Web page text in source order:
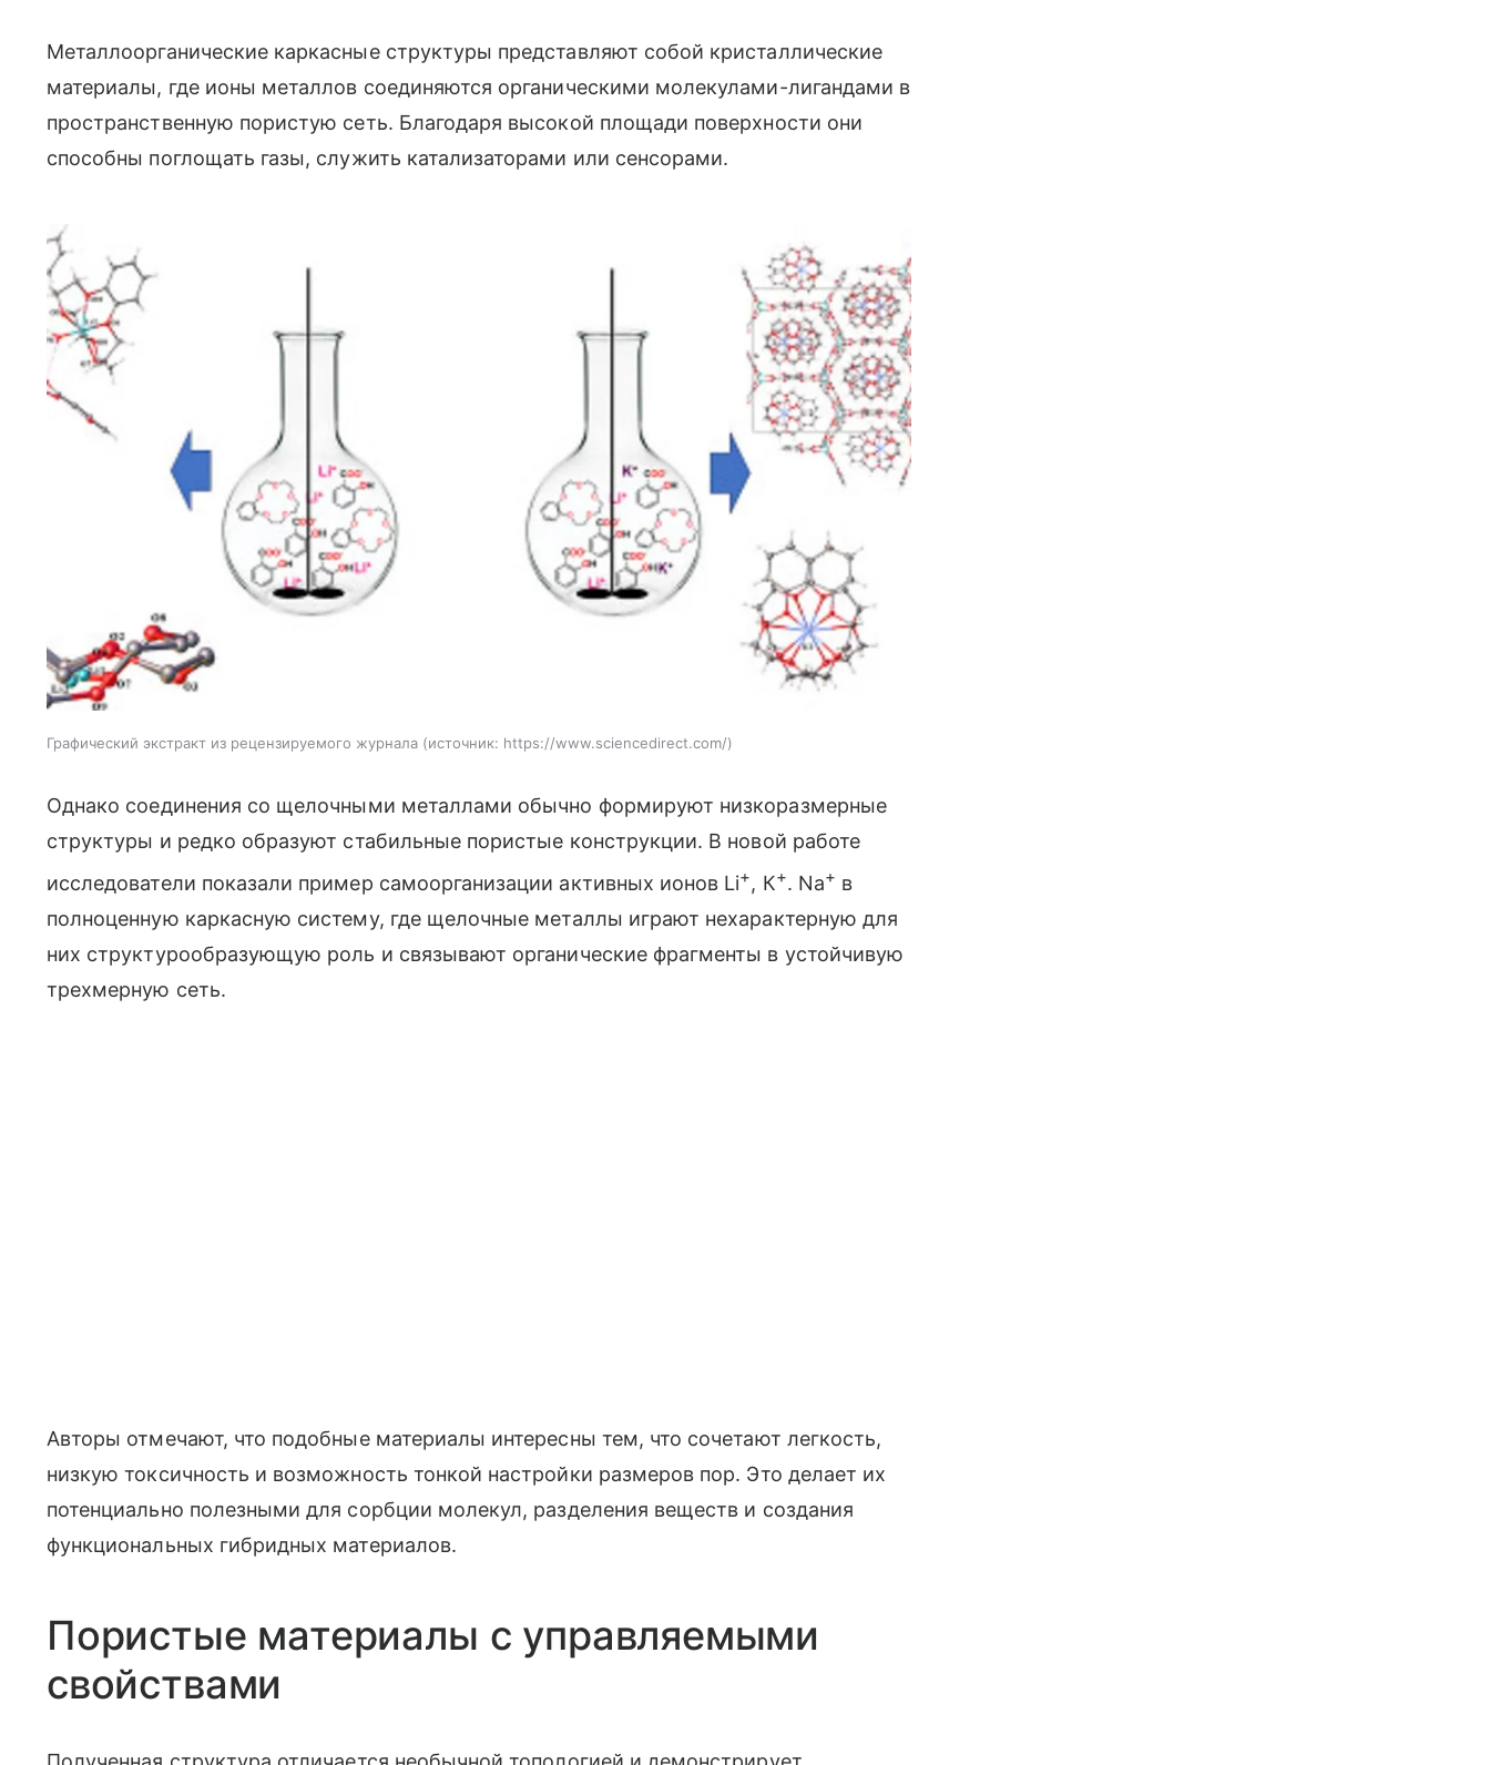
Металлоорганические каркасные структуры представляют собой кристаллические
материалы, где ионы металлов соединяются органическими молекулами-лигандами в
пространственную пористую сеть. Благодаря высокой площади поверхности они
способны поглощать газы, служить катализаторами или сенсорами.
Графический экстракт из рецензируемого журнала источник: https://www.sciencedirect.com/
Однако соединения со щелочными металлами обычно формируют низкоразмерные
структуры и редко образуют стабильные пористые конструкции. В новой работе
исследователи показали пример самоорганизации активных ионов Li+, К+. Na+ в
полноценную каркасную систему, где щелочные металлы играют нехарактерную для
них структурообразующую роль и связывают органические фрагменты в устойчивую
трехмерную сеть.
Авторы отмечают, что подобные материалы интересны тем, что сочетают легкость,
низкую токсичность и возможность тонкой настройки размеров пор. Это делает их
потенциально полезными для сорбции молекул, разделения веществ и создания
функциональных гибридных материалов.
Пористые материалы с управляемыми
свойствами